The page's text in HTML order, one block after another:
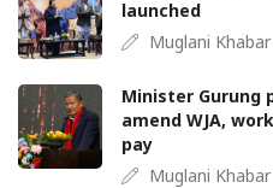
launched
Muglani Khabar
Minister Gurung
amend WJA,
pay
Muglani Khabar